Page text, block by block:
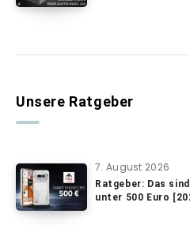
Unsere Ratgeber
7. August 2026
Ratgeber: Das
unter 500 Euro